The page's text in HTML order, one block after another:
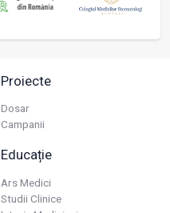
Proiecte
Dosar
Campanii
Educație
Ars Medici
Studii Clinice